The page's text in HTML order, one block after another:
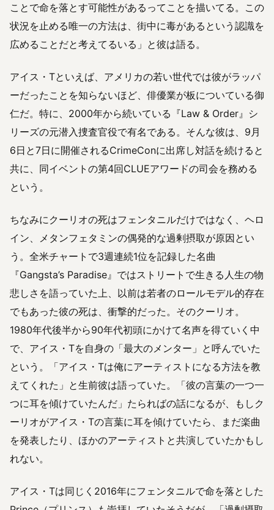
ことで命を落とす可能性があるってことを描いてる。この
状況を止める唯一の方法は、街中に毒があるという認識を
広めることだと考えてるいる」と彼は語る。
アイス・Tといえば、アメリカの若い世代では彼がラッパ
ーだったことを知らないほど、俳優業が板についている御
仁だ。特に、2000年から続いている『Law & Order』シ
リーズの元潜入捜査官役で有名である。そんな彼は、9月
6日と7日に開催されるCrimeConに出席し対話を続けると
共に、同イベントの第4回CLUEアワードの司会を務める
という。
ちなみにクーリオの死はフェンタニルだけではなく、ヘロ
イン、メタンフェタミンの偶発的な過剰摂取が原因とい
う。全米チャートで3週連続1位を記録した名曲
『Gangsta’s Paradise』ではストリートで生きる人生の物
悲しさを語っていた上、以前は若者のロールモデル的存在
でもあった彼の死は、衝撃的だった。そのクーリオ。
1980年代後半から90年代初頭にかけて名声を得ていく中
で、アイス・Tを自身の「最大のメンター」と呼んでいた
という。「アイス・Tは俺にアーティストになる方法を教
えてくれた」と生前彼は語っていた。「彼の言葉の一つ一
つに耳を傾けていたんだ」たらればの話になるが、もしク
ーリオがアイス・Tの言葉に耳を傾けていたら、まだ楽曲
を発表したり、ほかのアーティストと共演していたかもし
れない。
アイス・Tは同じく2016年にフェンタニルで命を落とした